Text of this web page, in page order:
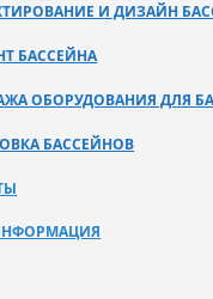
И ДИЗАЙН
БАССЕЙНА
ОБОРУДОВАНИЯ ДЛЯ
БАССЕЙНОВ